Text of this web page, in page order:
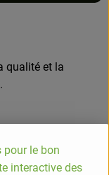
qualité et la
eau. (*)
pour le bon
interactive des